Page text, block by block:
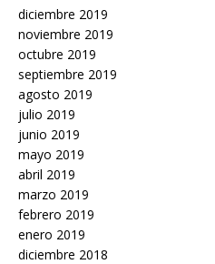
diciembre 2019
noviembre 2019
octubre 2019
septiembre 2019
agosto 2019
julio 2019
junio 2019
mayo 2019
abril 2019
marzo 2019
febrero 2019
enero 2019
diciembre 2018